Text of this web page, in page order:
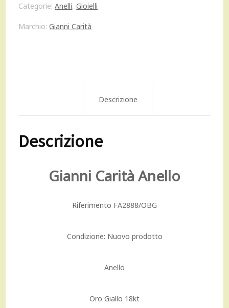
oro
taglio
baguette
quantità
Categorie:Anelli,Gioielli
Marchio:Gianni Carità
Descrizione
Descrizione
Gianni Carità Anello
Riferimento FA2888/OBG
Condizione: Nuovo prodotto
Anello
Oro Giallo 18kt